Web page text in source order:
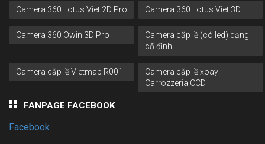
Camera 360 Lotus Viet 2D Pro Camera 360 Lotus Viet 3D
Camera 360 Owin 3D Pro
Camera cặp lề (có led) dạng
cố định
Camera cặp lề Vietmap R001
Camera cặp lề xoay
Carrozzeria CCD
FANPAGE FACEBOOK
Facebook